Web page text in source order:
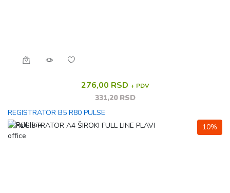
276,00 RSD + PDV
331,20 RSD
REGISTRATOR B5 R80 PULSE
10%